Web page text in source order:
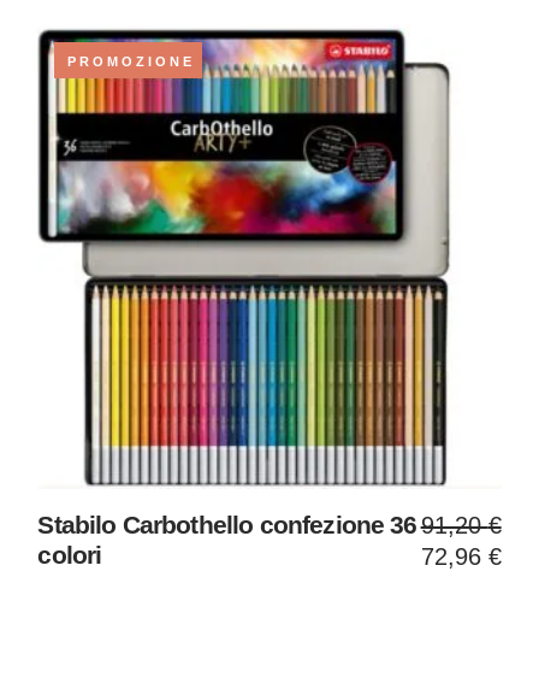
PROMOZIONE
Stabilo Carbothello confezione 36
colori
91,20€
Il
prezzo
72,96 €
Il
prezzo
attuale